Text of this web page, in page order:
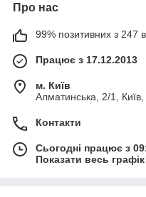
Про нас
99% позитивних з 247
Працює з 17.12.2013
м. Київ
Алматинська, 2/1, Київ,
Контакти
Сьогодні працює з
Показати весь